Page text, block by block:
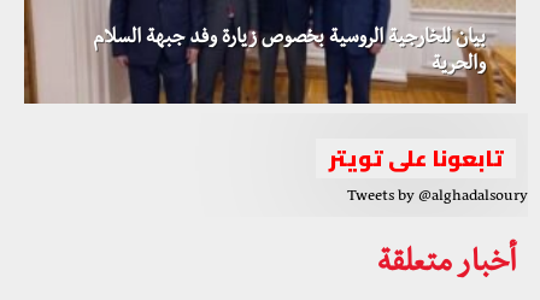
بيان للخارجية الروسية بخصوص زيارة وفد جبهة السلام
والحرية
تابعونا على تويتر
Tweets by @alghadalsoury
أخبار متعلقة